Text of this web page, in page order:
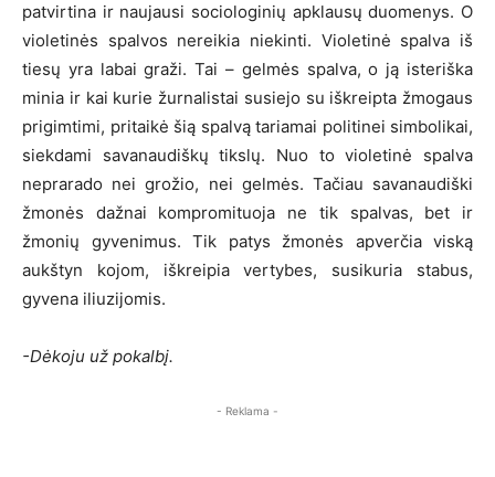
patvirtina ir naujausi sociologinių apklausų duomenys. O
violetinės spalvos nereikia niekinti. Violetinė spalva iš
tiesų yra labai graži. Tai – gelmės spalva, o ją isteriška
minia ir kai kurie žurnalistai susiejo su iškreipta žmogaus
prigimtimi, pritaikė šią spalvą tariamai politinei simbolikai,
siekdami savanaudiškų tikslų. Nuo to violetinė spalva
neprarado nei grožio, nei gelmės. Tačiau savanaudiški
žmonės dažnai kompromituoja ne tik spalvas, bet ir
žmonių gyvenimus. Tik patys žmonės apverčia viską
aukštyn kojom, iškreipia vertybes, susikuria stabus,
gyvena iliuzijomis.
-Dėkoju už pokalbį.
- Reklama -